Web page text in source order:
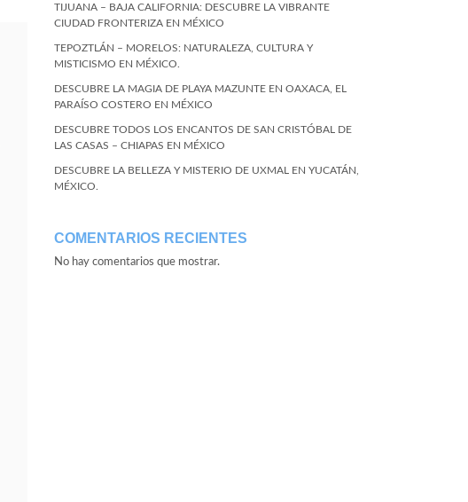
TIJUANA – BAJA CALIFORNIA: DESCUBRE LA VIBRANTE
CIUDAD FRONTERIZA EN MÉXICO
TEPOZTLÁN – MORELOS: NATURALEZA, CULTURA Y
MISTICISMO EN MÉXICO.
DESCUBRE LA MAGIA DE PLAYA MAZUNTE EN OAXACA, EL
PARAÍSO COSTERO EN MÉXICO
DESCUBRE TODOS LOS ENCANTOS DE SAN CRISTÓBAL DE
LAS CASAS – CHIAPAS EN MÉXICO
DESCUBRE LA BELLEZA Y MISTERIO DE UXMAL EN YUCATÁN,
MÉXICO.
COMENTARIOS RECIENTES
No hay comentarios que mostrar.